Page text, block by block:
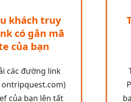
khách truy
có gắn mã
của bạn
các đường link
của bạn lên tất